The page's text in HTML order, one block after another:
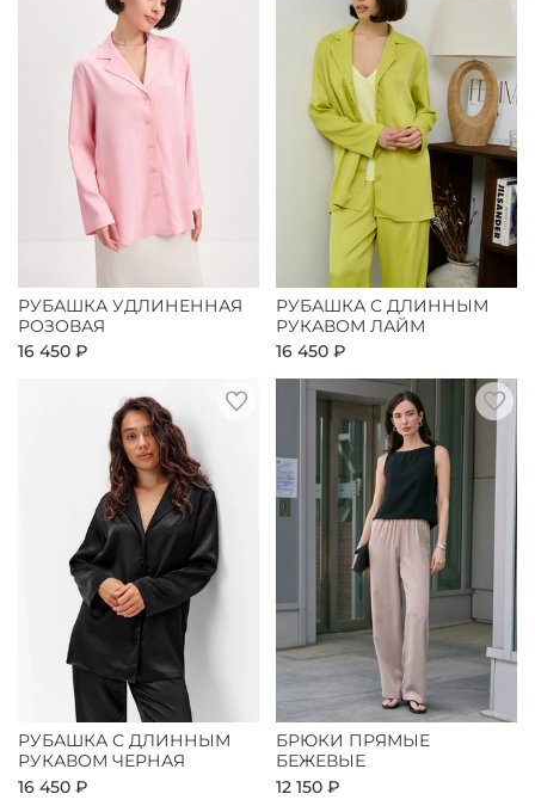
РУБАШКА УДЛИНЕННАЯ
РОЗОВАЯ
16 450 ₽
РУБАШКА С ДЛИННЫМ
РУКАВОМ ЛАЙМ
16 450 ₽
РУБАШКА С ДЛИННЫМ
РУКАВОМ ЧЕРНАЯ
16 450 ₽
БРЮКИ ПРЯМЫЕ
БЕЖЕВЫЕ
12 150 ₽